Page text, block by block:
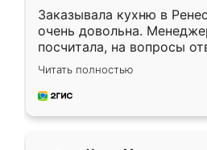
Заказывала кухню в
очень довольна.
посчитала, на вопросы
Замерщик приехал в
делу со всей
за день, ребята работали
Читать полностью